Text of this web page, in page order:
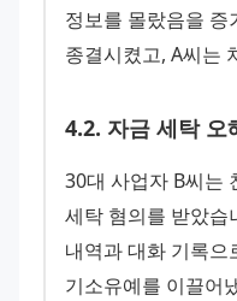
정보를 몰랐음을 증
종결시켰고, A씨는
4.2. 자금 세탁 오
30대 사업자 B씨는
세탁 혐의를 받았습
내역과 대화 기록으
기소유예를 이끌어